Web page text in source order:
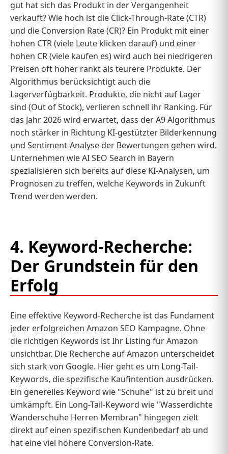
gut hat sich das Produkt in der Vergangenheit
verkauft? Wie hoch ist die Click-Through-Rate (CTR)
und die Conversion Rate (CR)? Ein Produkt mit einer
hohen CTR (viele Leute klicken darauf) und einer
hohen CR (viele kaufen es) wird auch bei niedrigeren
Preisen oft höher rankt als teurere Produkte. Der
Algorithmus berücksichtigt auch die
Lagerverfügbarkeit. Produkte, die nicht auf Lager
sind (Out of Stock), verlieren schnell ihr Ranking. Für
das Jahr 2026 wird erwartet, dass der A9 Algorithmus
noch stärker in Richtung KI-gestützter Bilderkennung
und Sentiment-Analyse der Bewertungen gehen wird.
Unternehmen wie AI SEO Search in Bayern
spezialisieren sich bereits auf diese KI-Analysen, um
Prognosen zu treffen, welche Keywords in Zukunft
Trend werden werden.
4. Keyword-Recherche:
Der Grundstein für den
Erfolg
Eine effektive Keyword-Recherche ist das Fundament
jeder erfolgreichen Amazon SEO Kampagne. Ohne
die richtigen Keywords ist Ihr Listing für Amazon
unsichtbar. Die Recherche auf Amazon unterscheidet
sich stark von Google. Hier geht es um Long-Tail-
Keywords, die spezifische Kaufintention ausdrücken.
Ein generelles Keyword wie "Schuhe" ist zu breit und
umkämpft. Ein Long-Tail-Keyword wie "Wasserdichte
Wanderschuhe Herren Membran" hingegen zielt
direkt auf einen spezifischen Kundenbedarf ab und
hat eine viel höhere Conversion-Rate.